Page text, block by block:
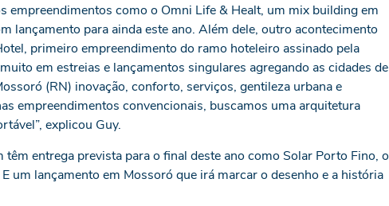
empreendimentos como o Omni Life & Healt, um mix building em
lançamento para ainda este ano. Além dele, outro acontecimento
primeiro empreendimento do ramo hoteleiro assinado pela
em estreias e lançamentos singulares agregando as cidades de
(RN) inovação, conforto, serviços, gentileza urbana e
empreendimentos convencionais, buscamos uma arquitetura
explicou Guy.
entrega prevista para o final deste ano como Solar Porto Fino, o
um lançamento em Mossoró que irá marcar o desenho e a história